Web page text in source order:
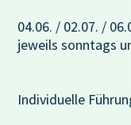
04.06. / 02.07. /
jeweils sonntags
Individuelle